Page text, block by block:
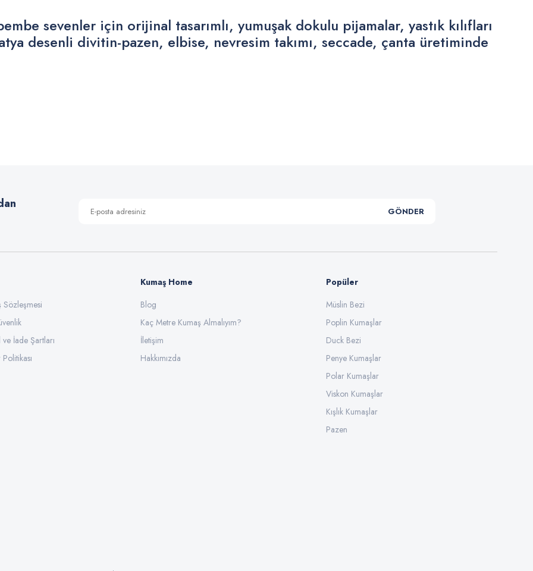
sevenler için orijinal tasarımlı, yumuşak dokulu pijamalar, yastık kılıfları
desenli divitin-pazen, elbise, nevresim takımı, seccade, çanta üretiminde
Gönder
GÖNDER
Sözleşmesi
İade Şartları
Kumaş Home
Blog
Kaç Metre Kumaş Almalıyım?
İletişim
Hakkımızda
Popüler
Müslin Bezi
Poplin Kumaşlar
Duck Bezi
Penye Kumaşlar
Polar Kumaşlar
Viskon Kumaşlar
Kışlık Kumaşlar
Pazen